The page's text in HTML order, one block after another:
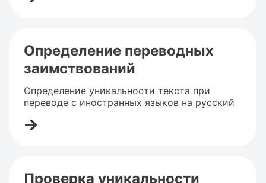
Определение переводных
заимствований
Определение уникальности текста при
переводе с иностранных языков на русский
Проверка уникальности